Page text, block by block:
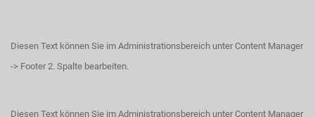
Diesen Text können Sie im Administrationsbereich unter Content Manager
-> Footer 2. Spalte bearbeiten.
Diesen Text können Sie im Administrationsbereich unter Content Manager